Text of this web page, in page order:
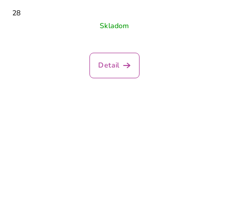
28
Skladom
Detail